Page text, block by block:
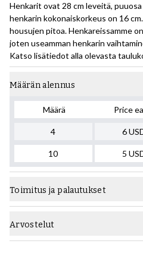
Henkarit ovat 28 cm leveitä,
henkarin kokonaiskorkeus on 16
housujen pitoa. Henkareissamme
joten useamman henkarin
Katso lisätiedot alla olevasta
Määrän alennus
Määrä Price
4
10
6
5
Toimitus ja palautukset
Arvostelut